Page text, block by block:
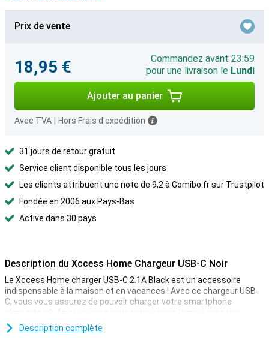
Prix de vente
18,95 €
Commandez avant 23:59
pour une livraison le Lundi
Ajouter au panier
Avec TVA Hors Frais d'expédition
31 jours de retour gratuit
Service client disponible tous les jours
Les clients attribuent une note de 9,2 à Gomibo.fr sur Trustpilot
Fondée en 2006 aux Pays-Bas
Active dans 30 pays
Description du Xccess Home Chargeur USB-C Noir
Le Xccess Home charger USB-C 2.1A Black est un accessoire
indispensable à la maison et en vacances ! Avec ce chargeur USB-
C, vous vous assurez de pouvoir charger votre smartphone
n'importe où. Ainsi, vous ne vous retrouverez jamais avec une
batterie vide et vous pourrez toujours profiter de votre téléphone.
Le chargeur a un courant de 2,1A et se charge donc aussi très
Description complète